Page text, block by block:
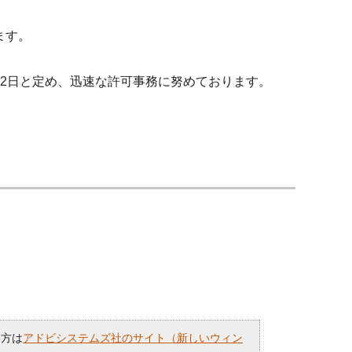
。
と定め、迅速な許可事務に努めております。
はアドビシステムズ社のサイト（新しいウィン